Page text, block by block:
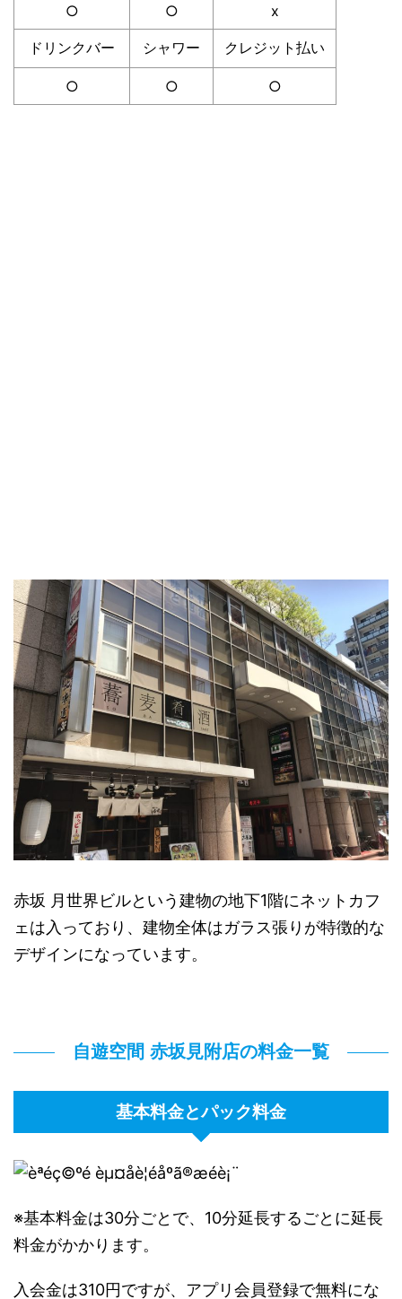
○ ○ x
ドリンクバー シャワー クレジット払い
○ ○ ○
赤坂 月世界ビルという建物の地下1階にネットカフ
ェは入っており、建物全体はガラス張りが特徴的な
デザインになっています。
自遊空間 赤坂見附店の料金一覧
基本料金とパック料金
※基本料金は30分ごとで、10分延長するごとに延長
料金がかかります。
入会金は310円ですが、アプリ会員登録で無料にな